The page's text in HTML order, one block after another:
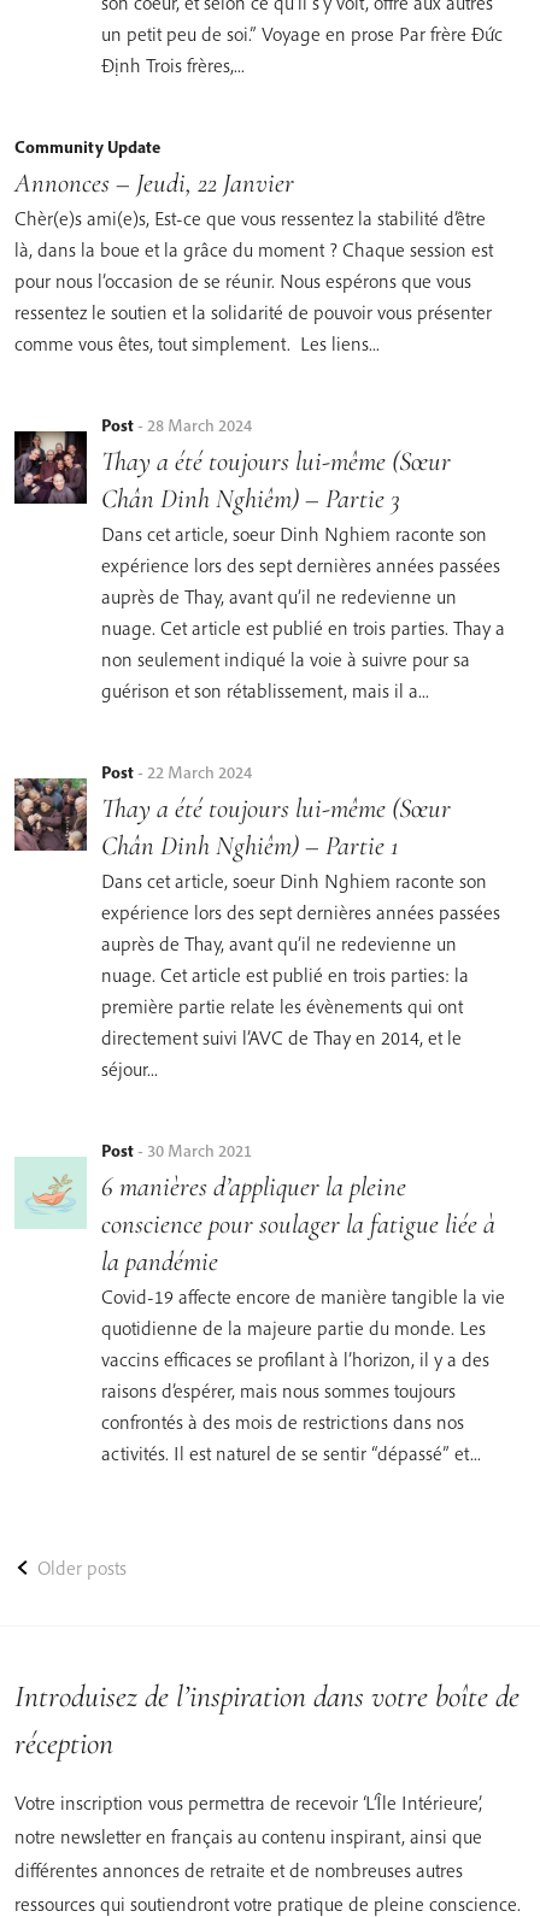
un petit peu de soi.” Voyage en prose Par frère Đức
Định Trois frères,...
Community Update
Annonces – Jeudi, 22 Janvier
Chèr(e)s ami(e)s, Est-ce que vous ressentez la stabilité d’être
là, dans la boue et la grâce du moment ? Chaque session est
pour nous l’occasion de se réunir. Nous espérons que vous
ressentez le soutien et la solidarité de pouvoir vous présenter
comme vous êtes, tout simplement. Les liens...
Post- 28 March 2024
Thay a été toujours lui-même (Sœur
Chân Dinh Nghiêm) – Partie 3
Dans cet article, soeur Dinh Nghiem raconte son
expérience lors des sept dernières années passées
auprès de Thay, avant qu’il ne redevienne un
nuage. Cet article est publié en trois parties. Thay a
non seulement indiqué la voie à suivre pour sa
guérison et son rétablissement, mais il a...
Post- 22 March 2024
Thay a été toujours lui-même (Sœur
Chân Dinh Nghiêm) – Partie 1
Dans cet article, soeur Dinh Nghiem raconte son
expérience lors des sept dernières années passées
auprès de Thay, avant qu’il ne redevienne un
nuage. Cet article est publié en trois parties: la
première partie relate les évènements qui ont
directement suivi l’AVC de Thay en 2014, et le
séjour...
Post- 30 March 2021
6 manières d’appliquer la pleine
conscience pour soulager la fatigue liée à
la pandémie
Covid-19 affecte encore de manière tangible la vie
quotidienne de la majeure partie du monde. Les
vaccins efficaces se profilant à l’horizon, il y a des
raisons d’espérer, mais nous sommes toujours
confrontés à des mois de restrictions dans nos
activités. Il est naturel de se sentir “dépassé” et...
Posts
Older posts
Introduisez de l’inspiration dans votre boîte de
réception
Votre inscription vous permettra de recevoir ‘L’Île Intérieure’,
notre newsletter en français au contenu inspirant, ainsi que
différentes annonces de retraite et de nombreuses autres
ressources qui soutiendront votre pratique de pleine conscience.